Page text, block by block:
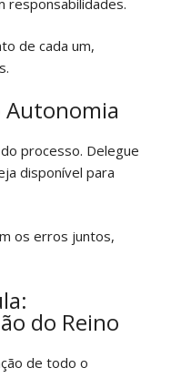
de cada um,
Autonomia
processo. Delegue
disponível para
os erros juntos,
do Reino
de todo o